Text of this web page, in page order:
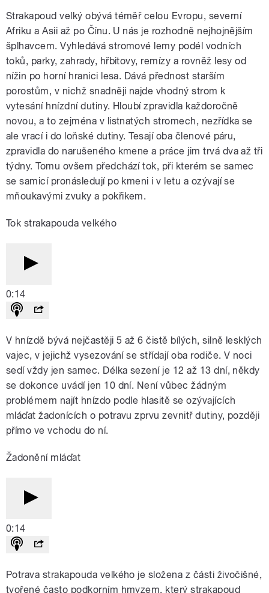
Strakapoud velký obývá téměř celou Evropu, severní
Afriku a Asii až po Čínu. U nás je rozhodně nejhojnějším
šplhavcem. Vyhledává stromové lemy podél vodních
toků, parky, zahrady, hřbitovy, remízy a rovněž lesy od
nížin po horní hranici lesa. Dává přednost starším
porostům, v nichž snadněji najde vhodný strom k
vytesání hnízdní dutiny. Hloubí zpravidla každoročně
novou, a to zejména v listnatých stromech, nezřídka se
ale vrací i do loňské dutiny. Tesají oba členové páru,
zpravidla do narušeného kmene a práce jim trvá dva až tři
týdny. Tomu ovšem předchází tok, při kterém se samec
se samicí pronásledují po kmeni i v letu a ozývají se
mňoukavými zvuky a pokřikem.
Tok strakapouda velkého
0:14
V hnízdě bývá nejčastěji 5 až 6 čistě bílých, silně lesklých
vajec, v jejichž vysezování se střídají oba rodiče. V noci
sedí vždy jen samec. Délka sezení je 12 až 13 dní, někdy
se dokonce uvádí jen 10 dní. Není vůbec žádným
problémem najít hnízdo podle hlasitě se ozývajících
mláďat žadonících o potravu zprvu zevnitř dutiny, později
přímo ve vchodu do ní.
Žadonění mláďat
0:14
Potrava strakapouda velkého je složena z části živočišné,
tvořené často podkorním hmyzem, který strakapoud